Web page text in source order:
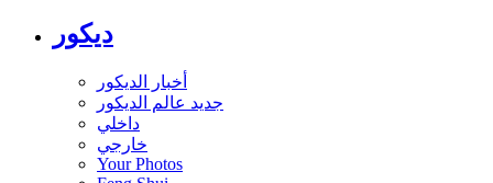
ديكور
أخبار الديكور
جديد عالم الديكور
داخلي
خارجي
Your Photos